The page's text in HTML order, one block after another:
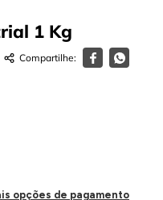
1 Kg
opções de pagamento